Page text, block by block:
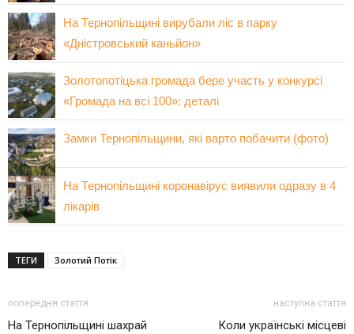
На Тернопільщині вирубали ліс в парку
«Дністровський каньйон»
Золотопотіцька громада бере участь у конкурсі
«Громада на всі 100»: деталі
Замки Тернопільщини, які варто побачити (фото)
На Тернопільщині коронавірус виявили одразу в 4
лікарів
ТЕГИ Золотий Потік
попередня стаття
На Тернопільщині шахрай
наступна стаття
Коли українські місцеві